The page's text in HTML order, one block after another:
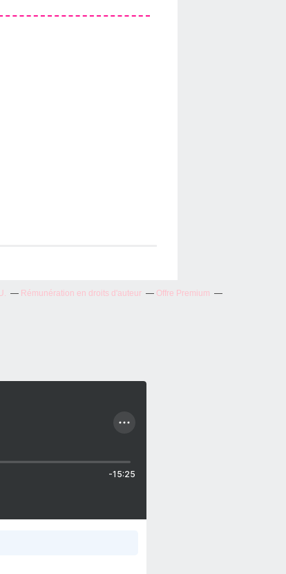
Rémunération en droits d'auteur
Offre Premium
-15:25